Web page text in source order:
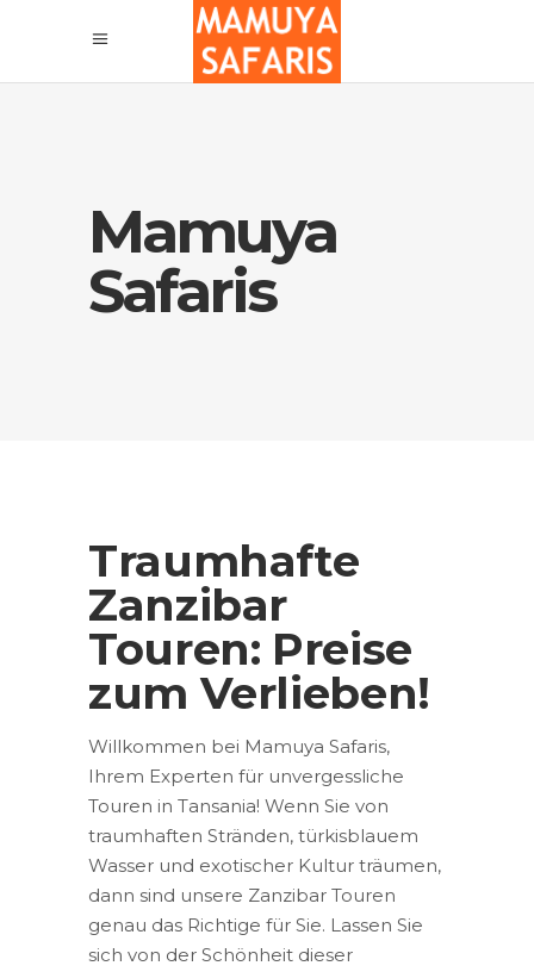
Mamuya
Safaris
Traumhafte
Zanzibar
Touren: Preise
zum Verlieben!
Willkommen bei Mamuya Safaris,
Ihrem Experten für unvergessliche
Touren in Tansania! Wenn Sie von
traumhaften Stränden, türkisblauem
Wasser und exotischer Kultur träumen,
dann sind unsere Zanzibar Touren
genau das Richtige für Sie. Lassen Sie
sich von der Schönheit dieser